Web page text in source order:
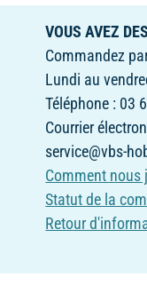
VOUS AVEZ
Commandez
Lundi au
Téléphone : 03
Courrier
service@vbs-
Comment nous
Statut de la
Retour